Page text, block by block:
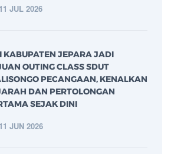
11 JUL 2026
KABUPATEN JEPARA JADI
OUTING CLASS SDUT
PECANGAAN, KENALKAN
DAN PERTOLONGAN
SEJAK DINI
11 JUN 2026